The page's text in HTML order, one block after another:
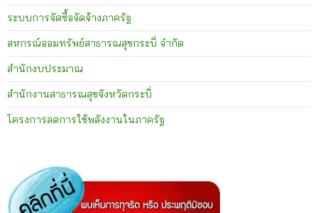
ระบบการจัดซื้อจัดจ้างภาครัฐ
สหกรณ์ออมทรัพย์สาธารณสุขกระบี่ จำกัด
สำนักงบประมาณ
สำนักงานสาธารณสุขจังหวัดกระบี่
โครงการลดการใช้พลังงานในภาครัฐ